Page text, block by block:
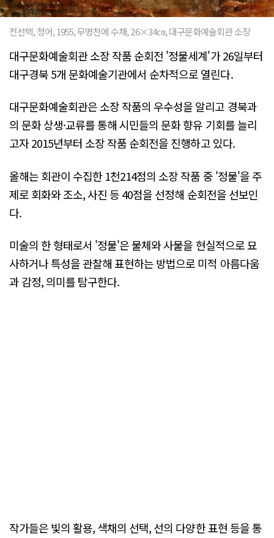
전선택, 청어, 1955, 무명천에 수채, 26×34㎝, 대구문화예술회관 소장
대구문화예술회관 소장 작품 순회전 '정물세계'가 26일부터
대구경북 5개 문화예술기관에서 순차적으로 열린다.
대구문화예술회관은 소장 작품의 우수성을 알리고 경북과
의 문화 상생·교류를 통해 시민들의 문화 향유 기회를 늘리
고자 2015년부터 소장 작품 순회전을 진행하고 있다.
올해는 회관이 수집한 1천214점의 소장 작품 중 '정물'을 주
제로 회화와 조소, 사진 등 40점을 선정해 순회전을 선보인
다.
미술의 한 형태로서 '정물'은 물체와 사물을 현실적으로 묘
사하거나 특성을 관찰해 표현하는 방법으로 미적 아름다움
과 감정, 의미를 탐구한다.
작가들은 빛의 활용, 색채의 선택, 선의 다양한 표현 등을 통